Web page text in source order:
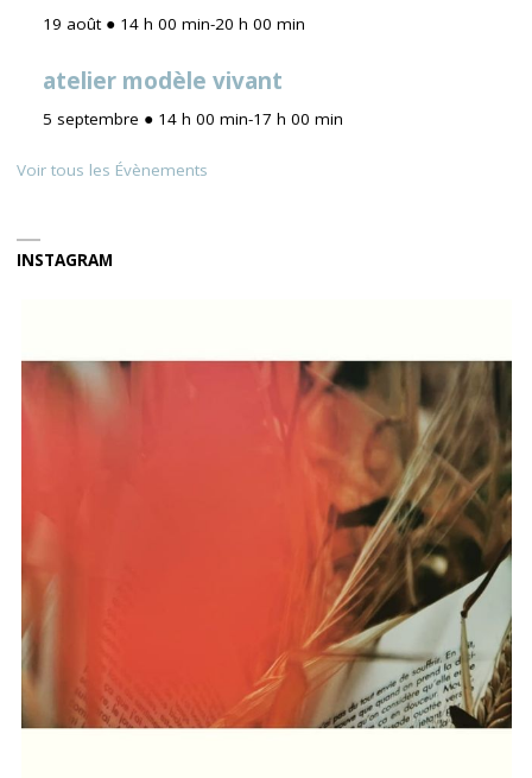
19 août ● 14 h 00 min-20 h 00 min
atelier modèle vivant
5 septembre ● 14 h 00 min-17 h 00 min
Voir tous les Évènements
INSTAGRAM